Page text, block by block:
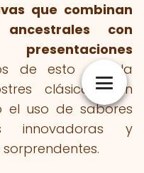
que combinan
con
de esto son la
clásicos con
el uso de sabores
innovadoras y